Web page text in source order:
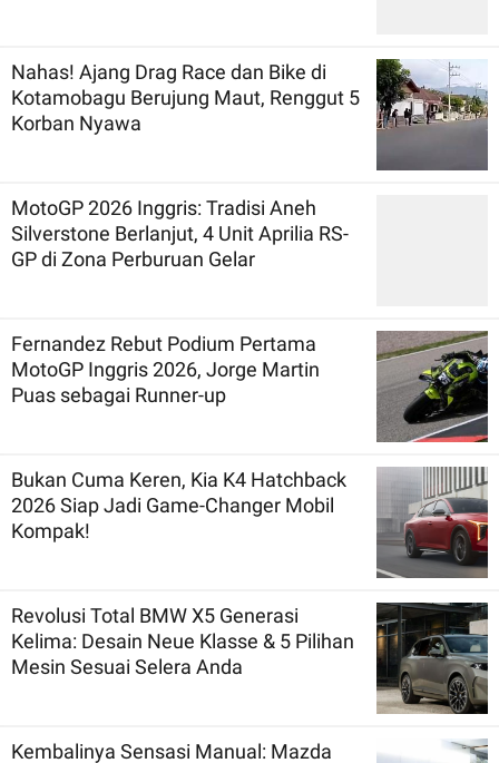
Nahas! Ajang Drag Race dan Bike di
Kotamobagu Berujung Maut, Renggut 5
Korban Nyawa
MotoGP 2026 Inggris: Tradisi Aneh
Silverstone Berlanjut, 4 Unit Aprilia RS-
GP di Zona Perburuan Gelar
Fernandez Rebut Podium Pertama
MotoGP Inggris 2026, Jorge Martin
Puas sebagai Runner-up
Bukan Cuma Keren, Kia K4 Hatchback
2026 Siap Jadi Game-Changer Mobil
Kompak!
Revolusi Total BMW X5 Generasi
Kelima: Desain Neue Klasse & 5 Pilihan
Mesin Sesuai Selera Anda
Kembalinya Sensasi Manual: Mazda